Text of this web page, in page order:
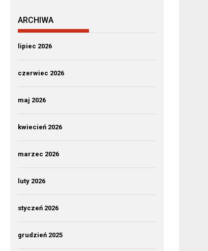
ARCHIWA
lipiec 2026
czerwiec 2026
maj 2026
kwiecień 2026
marzec 2026
luty 2026
styczeń 2026
grudzień 2025